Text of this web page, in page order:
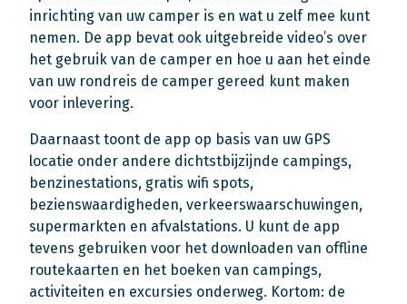
inrichting van uw camper is en wat u zelf mee kunt
nemen. De app bevat ook uitgebreide video’s over
het gebruik van de camper en hoe u aan het einde
van uw rondreis de camper gereed kunt maken
voor inlevering.
Daarnaast toont de app op basis van uw GPS
locatie onder andere dichtstbijzijnde campings,
benzinestations, gratis wifi spots,
bezienswaardigheden, verkeerswaarschuwingen,
supermarkten en afvalstations. U kunt de app
tevens gebruiken voor het downloaden van offline
routekaarten en het boeken van campings,
activiteiten en excursies onderweg. Kortom: de